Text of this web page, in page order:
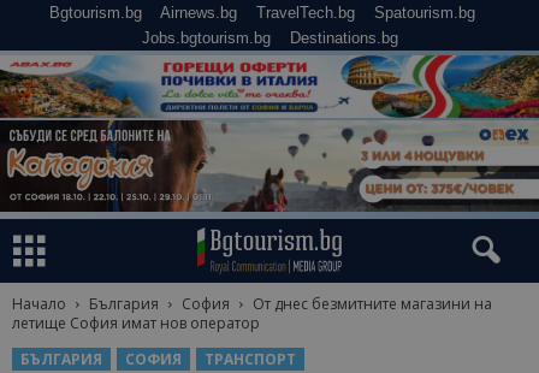
Bgtourism.bg Airnews.bg TravelTech.bg
Spatourism.bg
Jobs.bgtourism.bg
Destinations.bg
Начало България София
От днес безмитните магазини на
летище София имат нов оператор
БЪЛГАРИЯ
СОФИЯ ТРАНСПОРТ